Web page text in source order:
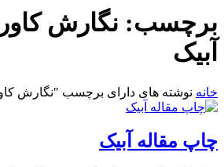
برچسب: نگارش
آبیک
خانه نوشته های دارای برچسب "نگارش
چاپ مقاله آبیک